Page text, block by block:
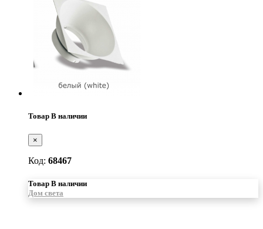
Товар В наличии
×
Код: 68467
Товар В наличии
Дом света